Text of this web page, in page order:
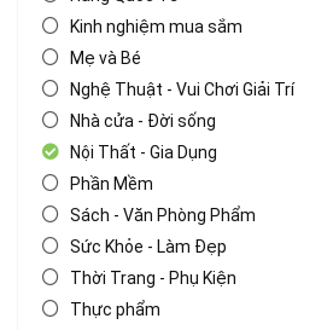
Kinh nghiệm mua sắm
Mẹ và Bé
Nghệ Thuật - Vui Chơi Giải Trí
Nhà cửa - Đời sống
Nội Thất - Gia Dụng
Phần Mềm
Sách - Văn Phòng Phẩm
Sức Khỏe - Làm Đẹp
Thời Trang - Phụ Kiện
Thực phẩm